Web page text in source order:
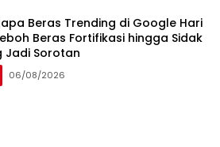
Beras Trending di Google Hari
Beras Fortifikasi hingga Sidak
Jadi Sorotan
06/08/2026